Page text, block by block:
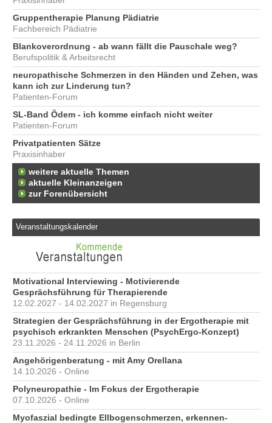
Gruppentherapie Planung Pädiatrie
Fachbereich Pädiatrie
Blankoverordnung - ab wann fällt die Pauschale weg?
Berufspolitik & Arbeitsrecht
neuropathische Schmerzen in den Händen und Zehen, was
kann ich zur Linderung tun?
Patienten-Forum
SL-Band Ödem - ich komme einfach nicht weiter
Patienten-Forum
Privatpatienten Sätze
Praxisinhaber
weitere aktuelle Themen
aktuelle Kleinanzeigen
zur Forenübersicht
Veranstaltungskalender
Motivational Interviewing - Motivierende
Gesprächsführung für Therapierende
12.02.2027 - 14.02.2027 in Regensburg
Strategien der Gesprächsführung in der Ergotherapie mit
psychisch erkrankten Menschen (PsychErgo-Konzept)
23.11.2026 - 24.11.2026 in Berlin
Angehörigenberatung - mit Amy Orellana
14.10.2026 - Online
Polyneuropathie - Im Fokus der Ergotherapie
07.10.2026 - Online
Myofaszial bedingte Ellbogenschmerzen, erkennen-